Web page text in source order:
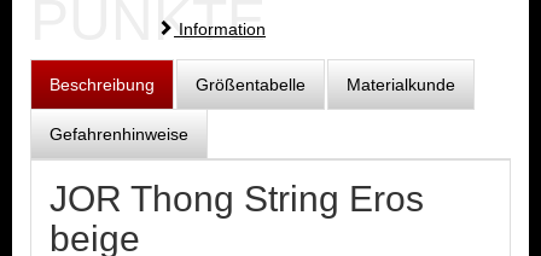
PUNKTE
Information
Beschreibung Größentabelle Materialkunde
Gefahrenhinweise
JOR Thong String Eros
beige